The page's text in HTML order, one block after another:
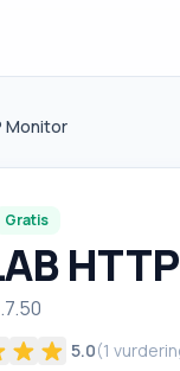
Monitor
Gratis
5.0(1